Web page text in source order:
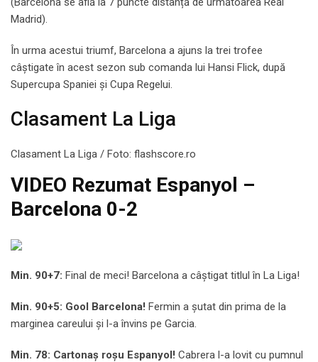
Madrid).
În urma acestui triumf, Barcelona a ajuns la trei trofee
câștigate în acest sezon sub comanda lui Hansi Flick, după
Supercupa Spaniei și Cupa Regelui.
Clasament La Liga
Clasament La Liga / Foto: flashscore.ro
VIDEO Rezumat Espanyol –
Barcelona 0-2
Min. 90+7: Final de meci! Barcelona a câștigat titlul în La Liga!
Min. 90+5: Gool Barcelona! Fermin a șutat din prima de la
marginea careului și l-a învins pe Garcia.
Min. 78: Cartonaș roșu Espanyol! Cabrera l-a lovit cu pumnul